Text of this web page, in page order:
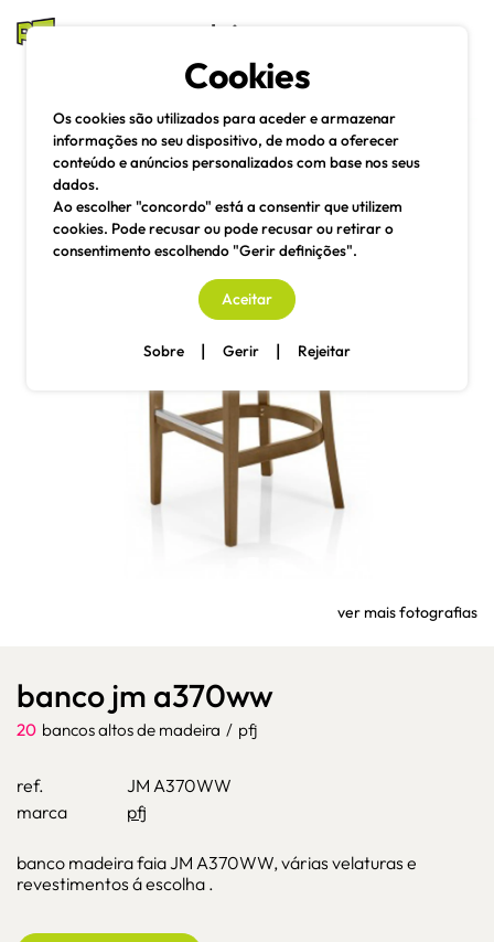
mesas e cadeiras
Pesquisa
ver mais fotografias
banco jm a370ww
20 bancos altos de madeira / pfj
ref.
JM A370WW
marca
pfj
banco madeira faia JM A370WW, várias velaturas e
revestimentos á escolha .
Cookies
Os cookies são utilizados para aceder e armazenar
informações no seu dispositivo, de modo a oferecer
conteúdo e anúncios personalizados com base nos seus
dados.
Ao escolher "concordo" está a consentir que utilizem
cookies. Pode recusar ou pode recusar ou retirar o
consentimento escolhendo "Gerir definições".
Aceitar
Sobre | Gerir | Rejeitar